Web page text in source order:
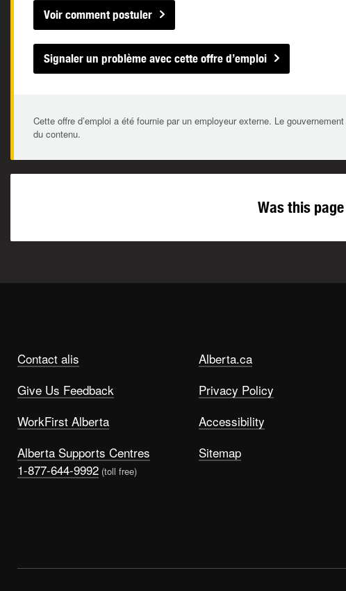
Voir comment postuler
Signaler un problème avec cette offre d’emploi
Cette offre d’emploi a été fournie par un employeur externe. Le
du contenu.
Was this
Contact alis
Give Us Feedback
WorkFirst Alberta
Alberta Supports Centres
1-877-644-9992 (toll free)
Alberta.ca
Privacy Policy
Accessibility
Sitemap